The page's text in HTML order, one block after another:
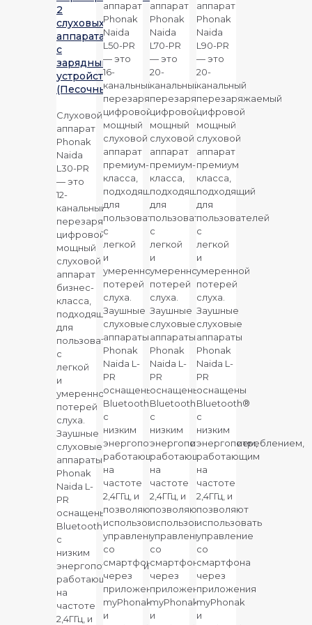
2
слуховых
аппарата
с
зарядным
устройством
(Песочный)
Слуховой
аппарат
Phonak
Naida
L30-PR
— это
12-
канальный
перезаряжаемый
цифровой
мощный
слуховой
аппарат
бизнес-
класса,
подходящий
для
пользователей
с
легкой
и
умеренной
потерей
слуха.
Заушные
слуховые
аппараты
Phonak
Naida L-
PR
оснащены
Bluetooth®
с
низким
энергопотреблением,
работающим
на
частоте
2,4ГГц, и
аппарат
Phonak
Naida
L50-PR
— это
16-
канальный
перезаряжаемый
цифровой
мощный
слуховой
аппарат
премиум-
класса,
подходящий
для
пользователей
с
легкой
и
умеренной
потерей
слуха.
Заушные
слуховые
аппараты
Phonak
Naida L-
PR
оснащены
Bluetooth®
с
низким
энергопотреблением,
работающим
на
частоте
2,4ГГц, и
позволяют
использовать
управление
со
смартфона
через
приложения
myPhonak
и
аппарат
Phonak
Naida
L70-PR
— это
20-
канальный
перезаряжаемый
цифровой
мощный
слуховой
аппарат
премиум-
класса,
подходящий
для
пользователей
с
легкой
и
умеренной
потерей
слуха.
Заушные
слуховые
аппараты
Phonak
Naida L-
PR
оснащены
Bluetooth®
с
низким
энергопотреблением,
работающим
на
частоте
2,4ГГц, и
позволяют
использовать
управление
со
смартфона
через
приложения
myPhonak
и
аппарат
Phonak
Naida
L90-PR
— это
20-
канальный
перезаряжаемый
цифровой
мощный
слуховой
аппарат
премиум
класса,
подходящий
для
пользователей
с
легкой
и
умеренной
потерей
слуха.
Заушные
слуховые
аппараты
Phonak
Naida L-
PR
оснащены
Bluetooth®
с
низким
энергопотреблением,
работающим
на
частоте
2,4ГГц, и
позволяют
использовать
управление
со
смартфона
через
приложения
myPhonak
и